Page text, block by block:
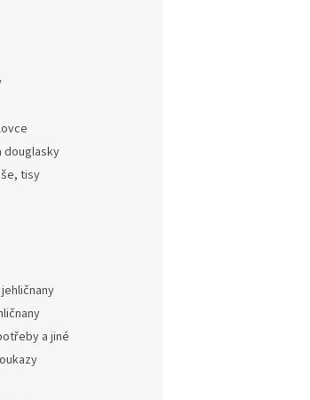
douglasky
tisy
a jiné